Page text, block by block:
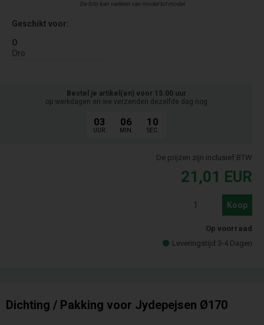
De foto kan variëren van model tot model
Geschikt voor:
O
Oro
Bestel je artikel(en) voor 15.00 uur
op werkdagen en we verzenden dezelfde dag nog
03
UUR.
06
MIN.
09
SEC.
De prijzen zijn inclusief BTW
21,01 EUR
Koop
Op voorraad
Leveringstijd 3-4 Dagen
Dichting / Pakking voor Jydepejsen Ø170